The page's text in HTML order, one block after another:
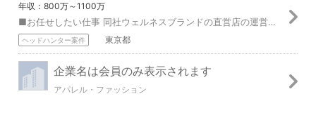
年収：800万～1100万
■お任せしたい仕事 同社ウェルネスブランドの直営店の運営・管理をお任せします。 実店舗拡大に向けた店頭施策立案、VMD管理、スタッフ教育に加え、実店舗からの意...
ヘッドハンター案件 東京都
企業名は会員のみ表示されます
アパレル・ファッション